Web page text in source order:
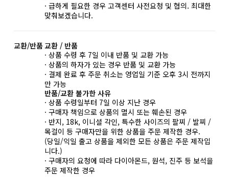
· 급하게 필요한 경우 고객센터 사전요청 및 협의. 최대한
맞춰보겠습니다.
교환/반품 교환 / 반품
· 상품 수령 후 7일 이내 반품 및 교환 가능
· 상품의 하자가 있는 경우 반품 및 교환 가능
· 결제 완료 후 주문 취소는 영업일 기준 오후 3시 전까지
만 가능
반품/교환 불가한 사유
· 상품 수령일부터 7일 이상 지난 경우
· 구매자 책임으로 상품의 멸시 또는 훼손된 경우
· 반지, 18k, 이니셜 각인, 특수한 사이즈의 팔찌 / 발찌 /
목걸이 등 구매자만을 위한 상품을 주문 제작한 경우.
(당일/익일 출고 상품을 제외한 모든 상품은 주문 제작입
니다.)
· 구매자의 요청에 따라 다이아몬드, 원석, 진주 등 보석을
주문 제작한 경우